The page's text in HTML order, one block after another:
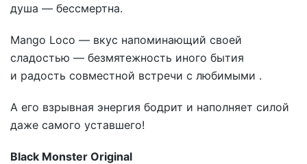
душа — бессмертна.
Mango Loco — вкус напоминающий своей
сладостью — безмятежность иного бытия
и радость совместной встречи с любимыми .
А его взрывная энергия бодрит и наполняет силой
даже самого уставшего!
Black Monster Original